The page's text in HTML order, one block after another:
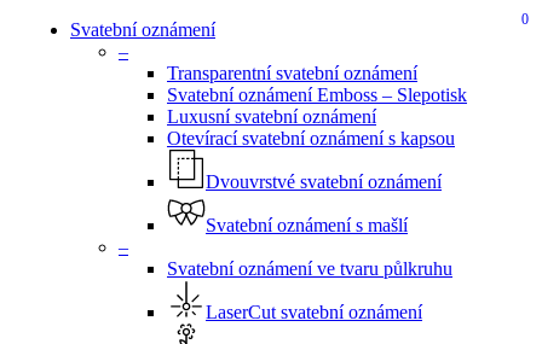
search 0
Menu
Svatební oznámení
–
Transparentní svatební oznámení
Svatební oznámení Emboss – Slepotisk
Luxusní svatební oznámení
Otevírací svatební oznámení s kapsou
Dvouvrstvé svatební oznámení
Svatební oznámení s mašlí
–
Svatební oznámení ve tvaru půlkruhu
LaserCut svatební oznámení